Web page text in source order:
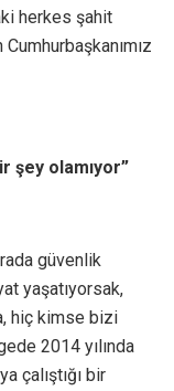
herkes şahit
şey olamıyor”
güvenlik
yaşatıyorsak,
hiç kimse bizi
2014 yılında
çalıştığı bir